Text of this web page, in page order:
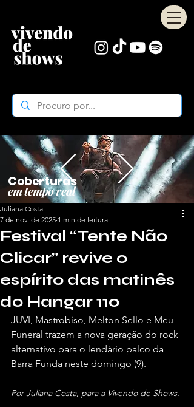
Coberturas
em tempo real
Festival “Tente Não
Clicar” revive o
espírito das matinês
do Hangar 110
Juliana Costa
7 de nov. de 2025 1 min de leitura
JUVI, Mastrobiso, Melton Sello e Meu
Funeral trazem a nova geração do rock
alternativo para o lendário palco da
Barra Funda neste domingo (9).
Por Juliana Costa, para a Vivendo de Shows.